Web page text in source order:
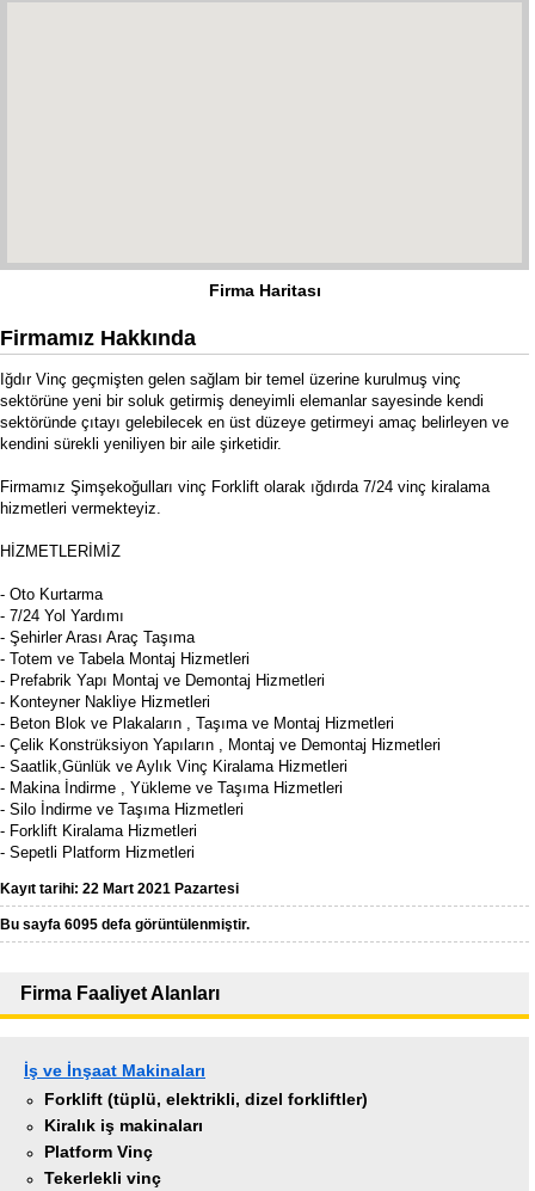
Firma Haritası
Firmamız Hakkında
Iğdır Vinç geçmişten gelen sağlam bir temel üzerine kurulmuş vinç
sektörüne yeni bir soluk getirmiş deneyimli elemanlar sayesinde kendi
sektöründe çıtayı gelebilecek en üst düzeye getirmeyi amaç belirleyen ve
kendini sürekli yeniliyen bir aile şirketidir.
Firmamız Şimşekoğulları vinç Forklift olarak ığdırda 7/24 vinç kiralama
hizmetleri vermekteyiz.
HİZMETLERİMİZ
- Oto Kurtarma
- 7/24 Yol Yardımı
- Şehirler Arası Araç Taşıma
- Totem ve Tabela Montaj Hizmetleri
- Prefabrik Yapı Montaj ve Demontaj Hizmetleri
- Konteyner Nakliye Hizmetleri
- Beton Blok ve Plakaların , Taşıma ve Montaj Hizmetleri
- Çelik Konstrüksiyon Yapıların , Montaj ve Demontaj Hizmetleri
- Saatlik,Günlük ve Aylık Vinç Kiralama Hizmetleri
- Makina İndirme , Yükleme ve Taşıma Hizmetleri
- Silo İndirme ve Taşıma Hizmetleri
- Forklift Kiralama Hizmetleri
- Sepetli Platform Hizmetleri
Kayıt tarihi: 22 Mart 2021 Pazartesi
Bu sayfa 6095 defa görüntülenmiştir.
Firma Faaliyet Alanları
İş ve İnşaat Makinaları
Forklift (tüplü, elektrikli, dizel forkliftler)
Kiralık iş makinaları
Platform Vinç
Tekerlekli vinç